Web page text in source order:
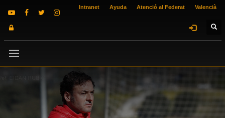
Intranet Ayuda Atenció al Federat Valencià